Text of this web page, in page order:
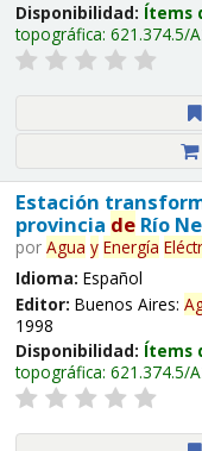
Disponibilidad: Ítems
topográfica: 621.374.5/
Estación
provincia deRío
por Agua y Energía
Idioma: Español
Editor: Buenos Aires:
1998
Disponibilidad: Ítems
topográfica: 621.374.5/